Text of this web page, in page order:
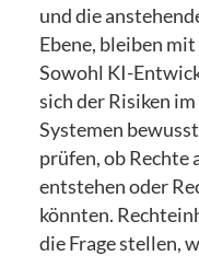
und die
Ebene, bleiben
Sowohl KI-
sich der Risiken
Systemen
prüfen, ob Rechte
entstehen oder
könnten.
die Frage stellen,